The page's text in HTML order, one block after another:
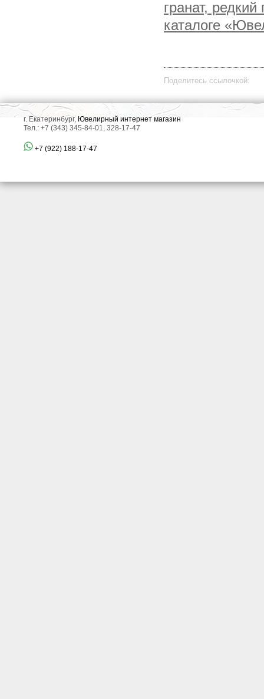
гранат,
каталоге
Поделитесь ссылочкой:
г. Екатеринбург, Ювелирный интернет магазин
Тел.: +7 (343) 345-84-01, 328-17-47
+7 (922) 188-17-47